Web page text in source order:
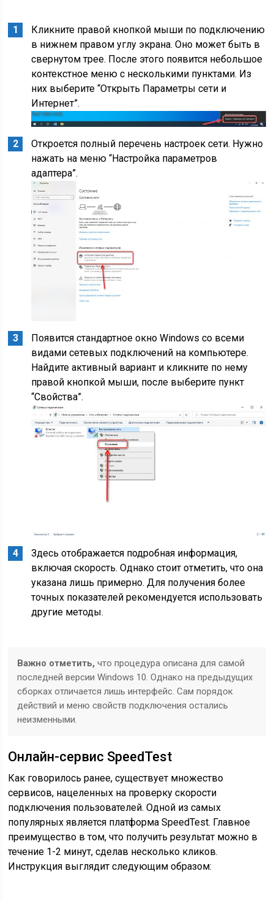
Кликните правой кнопкой мыши по подключению
в нижнем правом углу экрана. Оно может быть в
свернутом трее. После этого появится небольшое
контекстное меню с несколькими пунктами. Из
них выберите “Открыть Параметры сети и
Интернет”.
Откроется полный перечень настроек сети. Нужно
нажать на меню “Настройка параметров
адаптера”.
Появится стандартное окно Windows со всеми
видами сетевых подключений на компьютере.
Найдите активный вариант и кликните по нему
правой кнопкой мыши, после выберите пункт
“Свойства”.
Здесь отображается подробная информация,
включая скорость. Однако стоит отметить, что она
указана лишь примерно. Для получения более
точных показателей рекомендуется использовать
другие методы.
Важно отметить, что процедура описана для самой
последней версии Windows 10. Однако на предыдущих
сборках отличается лишь интерфейс. Сам порядок
действий и меню свойств подключения остались
неизменными.
Онлайн-сервис SpeedTest
Как говорилось ранее, существует множество
сервисов, нацеленных на проверку скорости
подключения пользователей. Одной из самых
популярных является платформа SpeedTest. Главное
преимущество в том, что получить результат можно в
течение 1-2 минут, сделав несколько кликов.
Инструкция выглядит следующим образом: